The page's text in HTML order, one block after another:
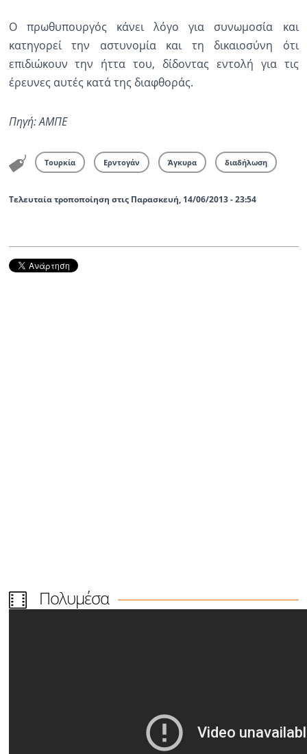
Ο πρωθυπουργός κάνει λόγο για συνωμοσία και
κατηγορεί την αστυνομία και τη δικαιοσύνη ότι
επιδιώκουν την ήττα του, δίδοντας εντολή για τις
έρευνες αυτές κατά της διαφθοράς.
Πηγή: ΑΜΠΕ
Τουρκία Ερντογάν Άγκυρα διαδήλωση
Τελευταία τροποποίηση στις Παρασκευή, 14/06/2013 - 23:54
Πολυμέσα